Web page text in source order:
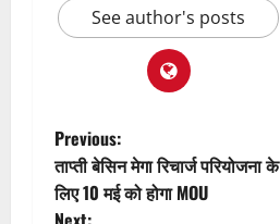
See author's posts
P
o
Previous:
ताप्ती बेसिन मेगा रिचार्ज परियोजना के
लिए 10 मई को होगा MOU